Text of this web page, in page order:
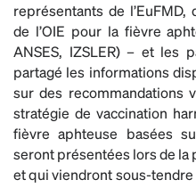
représentants de
de l’OIE pour la fièvre
ANSES, IZSLER) – et les
partagé les informations
sur des recommandations
stratégie de vaccination
fièvre aphteuse basées
seront présentées lors de la
et qui viendront sous-tendre